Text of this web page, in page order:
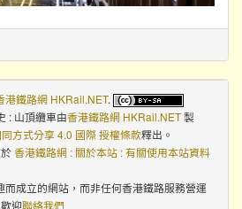
港鐵路網 HKRail.NET.
: 山頂纜車由香港鐵路網 HKRail.NET製
方式分享 4.0 國際 授權條款釋出。
香港鐵路網 : 關於本站 : 有關使用本站資料
成立的網站，而非任何香港鐵路服務營運
迎聯絡我們